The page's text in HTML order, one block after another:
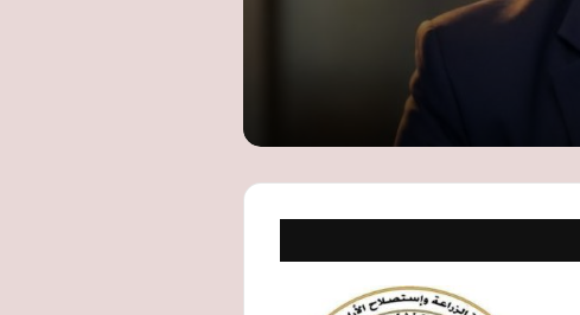
الرقابة المالية تلغي ترخيصي «تايكون
إنفستمنتس» للترويج وتغطية الاكتتابات
مستشار شعبة الذهب يتوقع وصول الأوقية